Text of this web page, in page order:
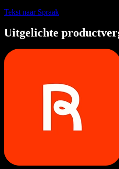
Tekst naar Spraak
Uitgelichte